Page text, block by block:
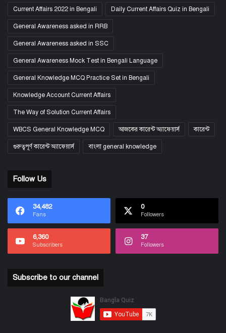
Current Affairs 2022 in Bengali Daily Current Affairs Quiz in Bengali
General Awareness asked in RRB
General Awareness asked in SSC
General Awareness Mock Test in Bengali Language
General Knowledge MCQ Practice Set in Bengali
Knowledge Account Current Affairs
The Way of Solution Current Affairs
WBCS General Knowledge MCQ আজকের কারেন্ট অ্যাফেয়ার্স কারেন্ট
গুরুত্বপূর্ণ কারেন্ট অ্যাফেয়ার্স বাংলা general knowledge
Follow Us
34,482
Fans
0
Followers
6,360
Subscribers
37
Followers
Subscribe to our channel